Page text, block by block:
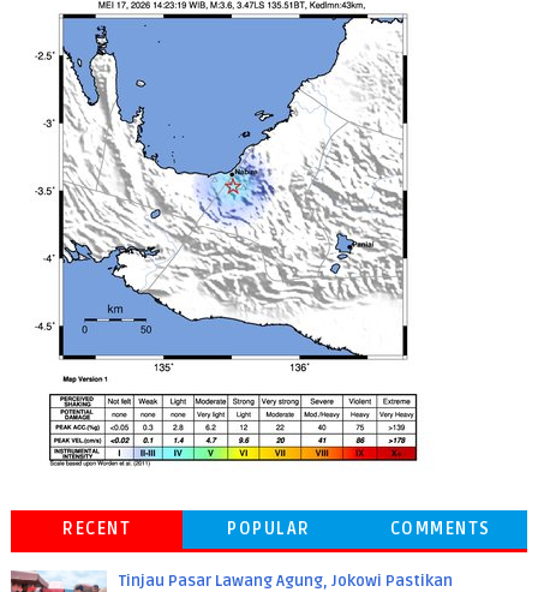
RECENT POPULAR COMMENTS
Tinjau Pasar Lawang Agung, Jokowi Pastikan